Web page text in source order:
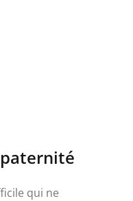
qui ne